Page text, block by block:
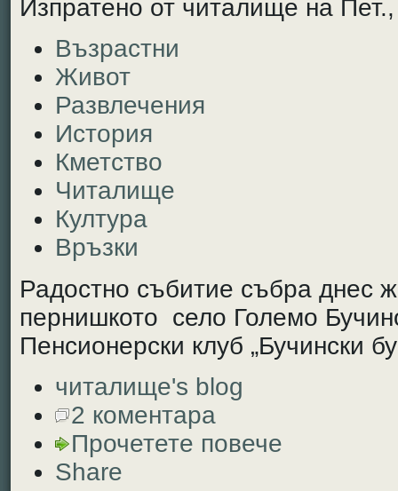
Изпратено от читалище на
Възрастни
Живот
Развлечения
История
Кметство
Читалище
Култура
Връзки
Радостно събитие събра днес
пернишкото село Големо
Пенсионерски клуб „Бучински
читалище's blog
2 коментара
Прочетете повече
Share